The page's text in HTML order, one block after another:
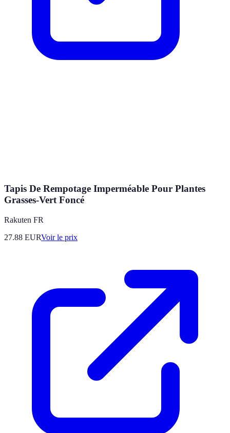
Tapis De Rempotage Imperméable Pour Plantes
Grasses-Vert Foncé
Rakuten FR
27.88 EURVoir le prix